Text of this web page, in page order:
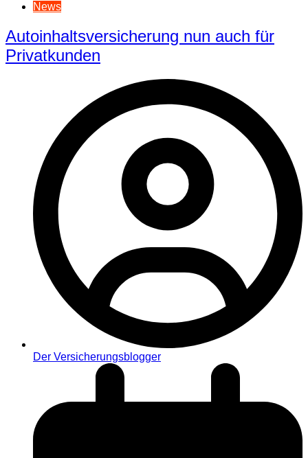
News
Autoinhaltsversicherung nun auch für
Privatkunden
Der Versicherungsblogger